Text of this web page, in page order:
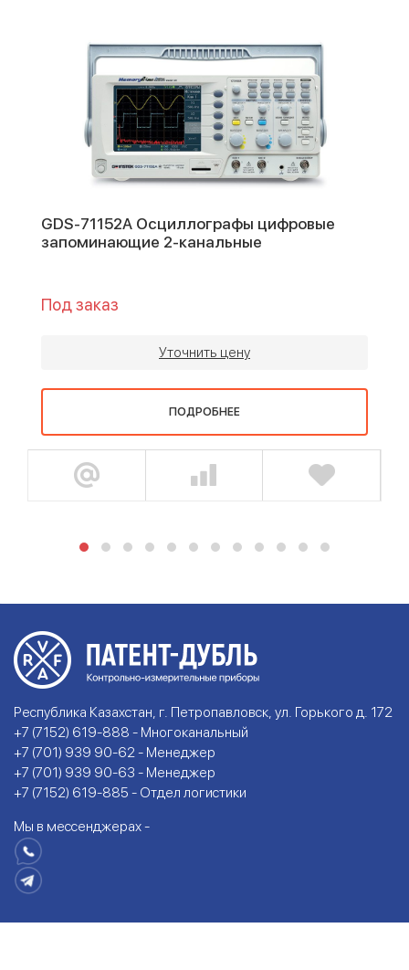
GDS-71152A Осциллографы цифровые
запоминающие 2-канальные
Под заказ
Уточнить цену
ПОДРОБНЕЕ
Республика Казахстан, г. Петропавловск, ул. Горького д. 172
+7 (7152) 619-888 - Многоканальный
+7 (701) 939 90-62 - Менеджер
+7 (701) 939 90-63 - Менеджер
+7 (7152) 619-885 - Отдел логистики
Мы в мессенджерах -